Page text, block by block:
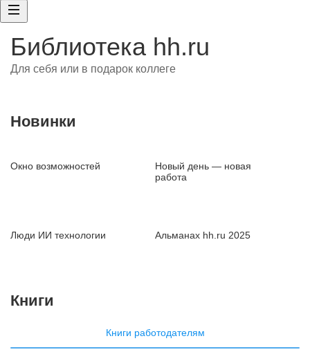
Библиотека hh.ru
Для себя или в подарок коллеге
Новинки
Окно возможностей
Новый день — новая
работа
Люди ИИ технологии Альманах hh.ru 2025
Книги
Книги работодателям